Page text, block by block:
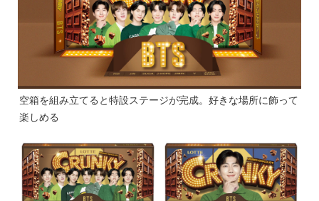
空箱を組み立てると特設ステージが完成。好きな場所に飾って
楽しめる